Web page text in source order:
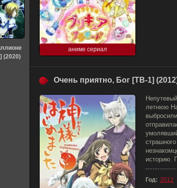
аниме сериал
Очень приятно, Бог [ТВ-1]
летнюю
историю.
Год: 2012
(2020)